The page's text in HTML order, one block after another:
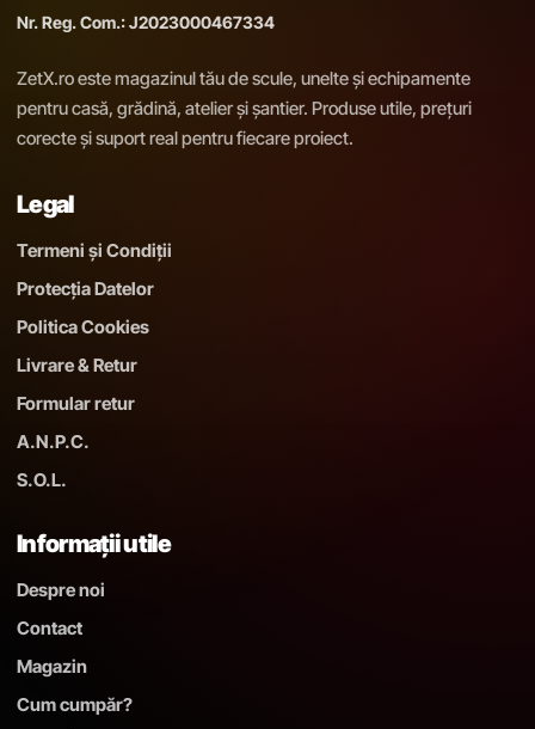
Nr. Reg. Com.: J2023000467334
ZetX.ro este magazinul tău de scule, unelte și echipamente
pentru casă, grădină, atelier și șantier. Produse utile, prețuri
corecte și suport real pentru fiecare proiect.
Legal
Termeni și Condiții
Protecția Datelor
Politica Cookies
Livrare & Retur
Formular retur
A.N.P.C.
S.O.L.
Informații utile
Despre noi
Contact
Magazin
Cum cumpăr?